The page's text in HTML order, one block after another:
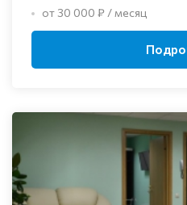
от 30 000 ₽ / месяц